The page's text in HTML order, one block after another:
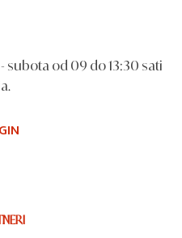
od 09 do 13:30 sati